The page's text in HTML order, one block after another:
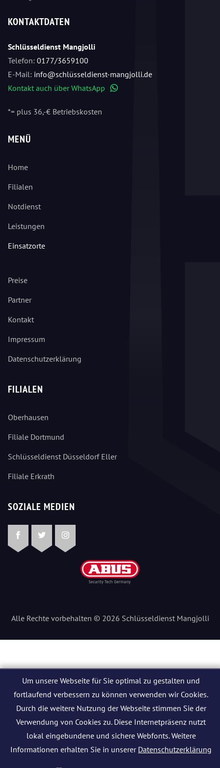
KONTAKTDATEN
Schlüsseldienst Mangjolli
Telefon: 0177/3659100
E-Mail: info@schlüsseldienst-mangjolli.de
Kontakt auch über WhatsApp
*= plus 36,-€ Betriebskosten
MENÜ
Home
Filialen
Notdienst
Leistungen
Einsatzorte
Preise
Partner
Kontakt
Impressum
Datenschutzerklärung
FILIALEN
Oberhausen
Filiale Dortmund
Schlüsseldienst Düsseldorf Eller
Filiale Erkrath
SOZIALE MEDIEN
FacebookTwitterInstagram
Alle Rechte vorbehalten © 2026 Schlüsseldienst Mangjolli
Um unsere Webseite für Sie optimal zu gestalten und
fortlaufend verbessern zu können verwenden wir Cookies.
Durch die weitere Nutzung der Webseite stimmen Sie der
Verwendung von Cookies zu. Diese Internetpräsenz nutzt
lokal eingebundene und sichere Webfonts. Weitere
Informationen erhalten Sie in unserer Datenschutzerklärung